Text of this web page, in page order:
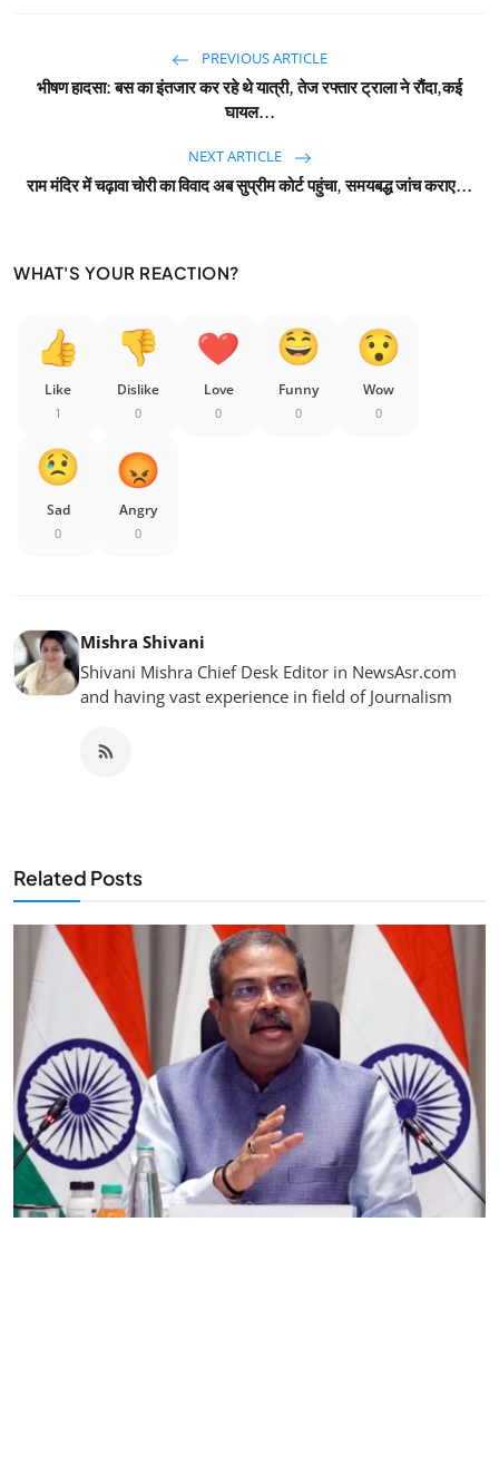
PREVIOUS ARTICLE
भीषण हादसा: बस का इंतजार कर रहे थे यात्री, तेज रफ्तार ट्राला ने रौंदा,कई
घायल...
NEXT ARTICLE
राम मंदिर में चढ़ावा चोरी का विवाद अब सुप्रीम कोर्ट पहुंचा, समयबद्ध जांच कराए...
WHAT'S YOUR REACTION?
Like
1
Dislike
0
Love
0
Funny
0
Wow
0
Sad
0
Angry
0
Mishra Shivani
Shivani Mishra Chief Desk Editor in NewsAsr.com
and having vast experience in field of Journalism
Related Posts